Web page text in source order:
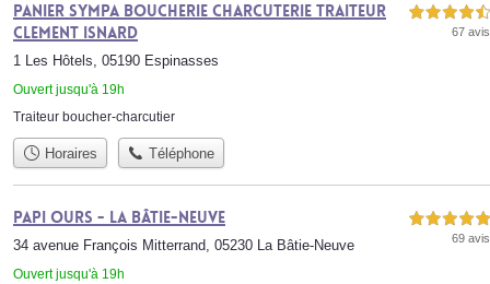
Panier Sympa Boucherie Charcuterie Traiteur
Clement Isnard
1 Les Hôtels, 05190 Espinasses
Ouvert jusqu'à 19h
4,5 étoiles sur 5
67 avis
Traiteur boucher-charcutier
Horaires Téléphone
Papi Ours - la Bâtie-Neuve
34 avenue François Mitterrand, 05230 La Bâtie-Neuve
Ouvert jusqu'à 19h
5,0 étoiles sur 5
69 avis